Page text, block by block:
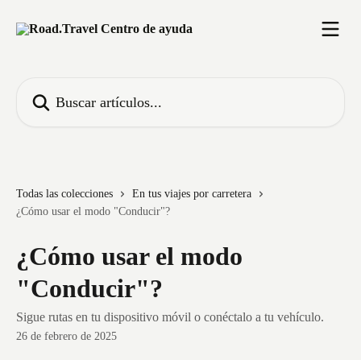
Todas las colecciones
En tus viajes por carretera
¿Cómo usar el modo "Conducir"?
¿Cómo usar el modo
"Conducir"?
Sigue rutas en tu dispositivo móvil o conéctalo a tu vehículo.
26 de febrero de 2025